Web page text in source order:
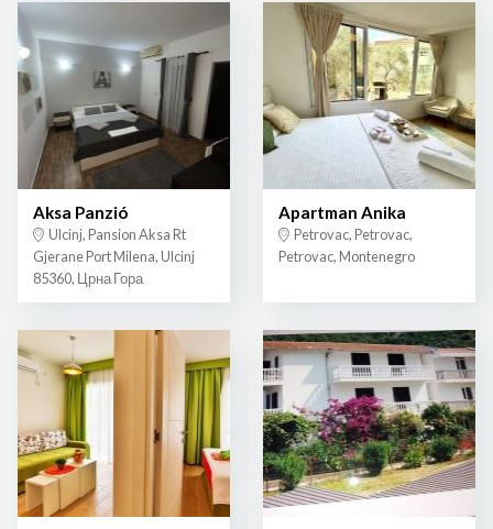
Aksa Panzió
Ulcinj, Pansion Aksa Rt
Gjerane Port Milena, Ulcinj
85360, Црна Гора
Apartman Anika
Petrovac, Petrovac,
Petrovac, Montenegro